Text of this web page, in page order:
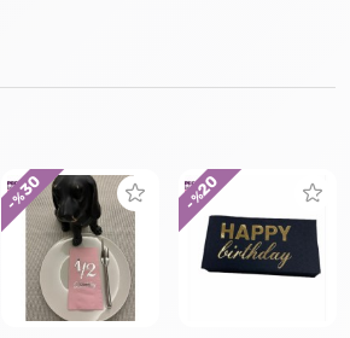
- %
30
- %
20